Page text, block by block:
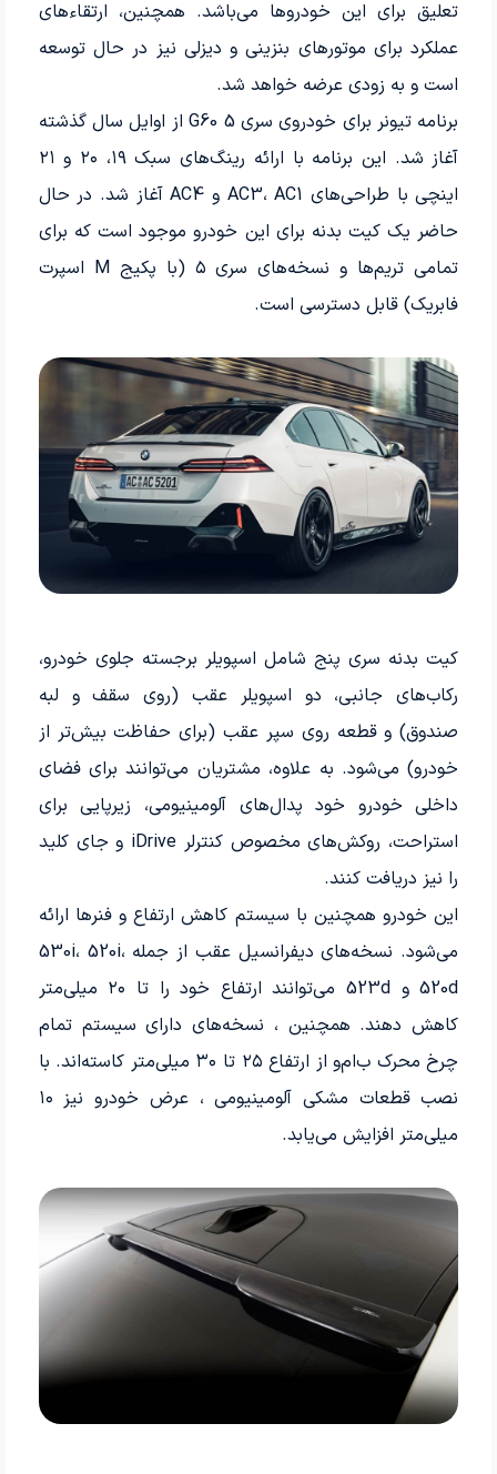
تعلیق برای این خودروها می‌باشد. همچنین، ارتقاء‌های
عملکرد برای موتورهای بنزینی و دیزلی نیز در حال توسعه
است و به زودی عرضه خواهد شد.
برنامه تیونر برای خودروی سری 5 G60 از اوایل سال گذشته
آغاز شد. این برنامه با ارائه رینگ‌های سبک ۱۹، ۲۰ و ۲۱
اینچی با طراحی‌های AC3، AC1 و AC4 آغاز شد. در حال
حاضر یک کیت بدنه برای این خودرو موجود است که برای
تمامی تریم‌ها و نسخه‌های سری ۵ (با پکیج M اسپرت
فابریک) قابل دسترسی است.
کیت بدنه سری پنج شامل اسپویلر برجسته جلوی خودرو،
رکاب‌های جانبی، دو اسپویلر عقب (روی سقف و لبه
صندوق) و قطعه روی سپر عقب (برای حفاظت بیش‌تر از
خودرو) می‌شود. به علاوه، مشتریان می‌توانند برای فضای
داخلی خودرو خود پدال‌های آلومینیومی، زیرپایی برای
استراحت، روکش‌های مخصوص کنترلر iDrive و جای کلید
را نیز دریافت کنند.
این خودرو همچنین با سیستم کاهش ارتفاع و فنرها ارائه
می‌شود. نسخه‌های دیفرانسیل عقب از جمله 530i، 520i،
520d و 523d می‌توانند ارتفاع خود را تا ۲۰ میلی‌متر
کاهش دهند. همچنین ، نسخه‌های دارای سیستم تمام
چرخ محرک ب‌ام‌و از ارتفاع ۲۵ تا ۳۰ میلی‌متر کاسته‌اند. با
نصب قطعات مشکی آلومینیومی ، عرض خودرو نیز ۱۰
میلی‌متر افزایش می‌یابد.